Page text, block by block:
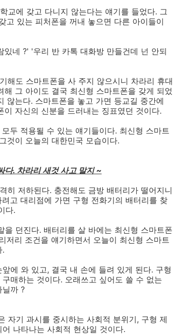
교에 갖고 다니지 않는다는 얘기를 들었다. 그
고 있는 피처폰을 꺼내 놓으면 다른 아이들이
네 ?' '우리 반 카톡 대화방 만들건데 넌 안되
해도 스마트폰을 사 주지 않으시니 차라리 휴대
그 아이도 결국 최신형 스마트폰을 갖게 되었
않는다. 스마트폰을 놓고 가면 등교길 중간에
자신의 신분을 드러내는 징표였던 것이다.
두 적용될 수 있는 얘기들이다. 최신형 스마트
것이 오늘의 대한민국 모습이다.
다. 차라리 새것 사고 말지 ~
히 저하된다. 충전해도 금방 배터리가 떨어지니
고 대리점에 가면 구형 전화기의 배터리를 찾
다.
던진다. 배터리를 살 바에는 최신형 스마트폰
저리 조건을 얘기하면서 오늘이 최신형 스마트
.
에 와 있고, 결국 내 손에 들려 있게 된다. 구형
매하는 것이다. 오래쓰고 싶어도 쓸 수 없는
닐까 ?
자기 과시를 중시하는 사회적 분위기, 구형 제
나타나는 사회적 현상일 것이다.